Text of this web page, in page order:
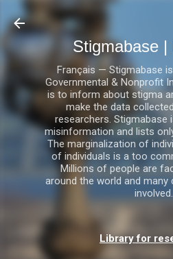
Stigmabase |
Français — Stigmabase
Governmental & Nonprofit
is to inform about stigma
make the data
researchers. Stigmabase
misinformation and lists
The marginalization of
of individuals is a too
Millions of people are
around the world and
involved.
Library for